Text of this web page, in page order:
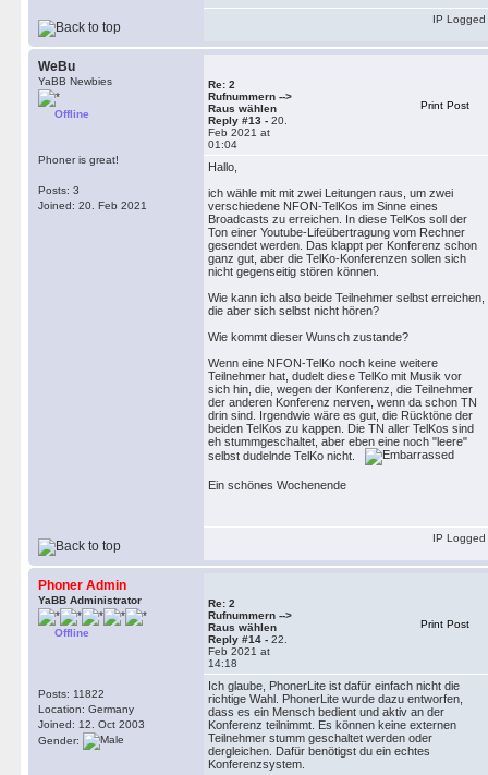
IP Logged
WeBu
YaBB Newbies
Offline
Phoner is great!
Posts: 3
Joined: 20. Feb 2021
Re: 2
Rufnummern -->
Raus wählen
Reply #13 - 20.
Feb 2021 at
01:04
Print Post
Hallo,
ich wähle mit mit zwei Leitungen raus, um zwei
verschiedene NFON-TelKos im Sinne eines
Broadcasts zu erreichen. In diese TelKos soll der
Ton einer Youtube-Lifeübertragung vom Rechner
gesendet werden. Das klappt per Konferenz schon
ganz gut, aber die TelKo-Konferenzen sollen sich
nicht gegenseitig stören können.
Wie kann ich also beide Teilnehmer selbst erreichen,
die aber sich selbst nicht hören?
Wie kommt dieser Wunsch zustande?
Wenn eine NFON-TelKo noch keine weitere
Teilnehmer hat, dudelt diese TelKo mit Musik vor
sich hin, die, wegen der Konferenz, die Teilnehmer
der anderen Konferenz nerven, wenn da schon TN
drin sind. Irgendwie wäre es gut, die Rücktöne der
beiden TelKos zu kappen. Die TN aller TelKos sind
eh stummgeschaltet, aber eben eine noch "leere"
selbst dudelnde TelKo nicht.
Ein schönes Wochenende
IP Logged
Phoner Admin
YaBB Administrator
Offline
Posts: 11822
Location: Germany
Joined: 12. Oct 2003
Gender:
Re: 2
Rufnummern -->
Raus wählen
Reply #14 - 22.
Feb 2021 at
14:18
Print Post
Ich glaube, PhonerLite ist dafür einfach nicht die
richtige Wahl. PhonerLite wurde dazu entworfen,
dass es ein Mensch bedient und aktiv an der
Konferenz teilnimmt. Es können keine externen
Teilnehmer stumm geschaltet werden oder
dergleichen. Dafür benötigst du ein echtes
Konferenzsystem.